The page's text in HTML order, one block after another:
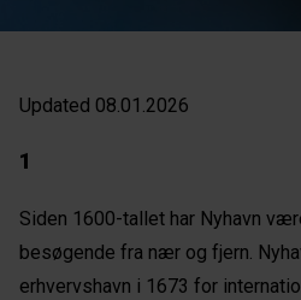
Updated 08.01.2026
1
Siden 1600-tallet har Nyhavn
besøgende fra nær og fjern.
erhvervshavn i 1673 for